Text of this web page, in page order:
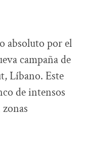
absoluto por el
campaña de
Líbano. Este
de intensos